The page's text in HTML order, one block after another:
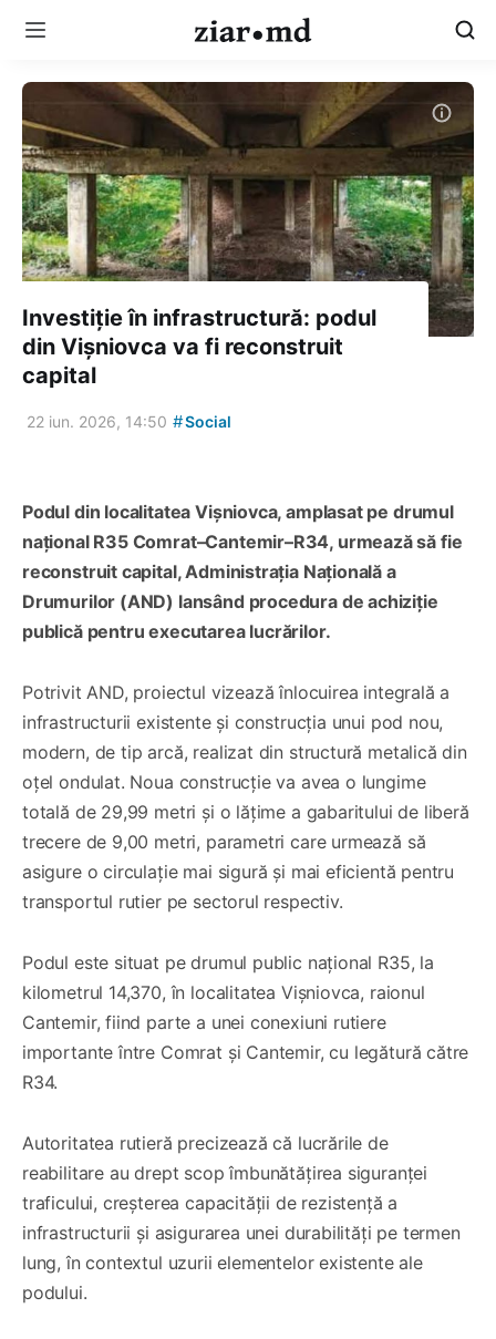
Investiție în infrastructură: podul
din Vișniovca va fi reconstruit
capital
22 iun. 2026, 14:50 #Social
Podul din localitatea Vișniovca, amplasat pe drumul
național R35 Comrat–Cantemir–R34, urmează să fie
reconstruit capital, Administrația Națională a
Drumurilor (AND) lansând procedura de achiziție
publică pentru executarea lucrărilor.
Potrivit AND, proiectul vizează înlocuirea integrală a
infrastructurii existente și construcția unui pod nou,
modern, de tip arcă, realizat din structură metalică din
oțel ondulat. Noua construcție va avea o lungime
totală de 29,99 metri și o lățime a gabaritului de liberă
trecere de 9,00 metri, parametri care urmează să
asigure o circulație mai sigură și mai eficientă pentru
transportul rutier pe sectorul respectiv.
Podul este situat pe drumul public național R35, la
kilometrul 14,370, în localitatea Vișniovca, raionul
Cantemir, fiind parte a unei conexiuni rutiere
importante între Comrat și Cantemir, cu legătură către
R34.
Autoritatea rutieră precizează că lucrările de
reabilitare au drept scop îmbunătățirea siguranței
traficului, creșterea capacității de rezistență a
infrastructurii și asigurarea unei durabilități pe termen
lung, în contextul uzurii elementelor existente ale
podului.